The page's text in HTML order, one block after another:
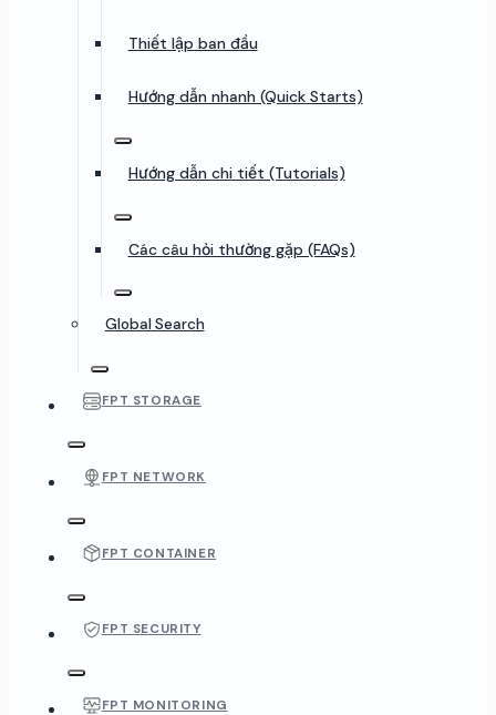
Thiết lập ban đầu
Hướng dẫn nhanh (Quick Starts)
Hướng dẫn chi tiết (Tutorials)
Các câu hỏi thường gặp (FAQs)
Global Search
FPT STORAGE
FPT NETWORK
FPT CONTAINER
FPT SECURITY
FPT MONITORING